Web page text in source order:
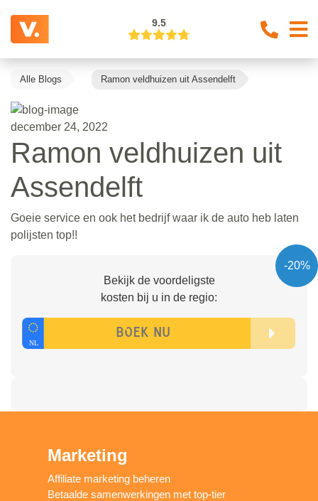
9.5
Alle Blogs Ramon veldhuizen uit Assendelft
december 24, 2022
Ramon veldhuizen uit
Assendelft
Goeie service en ook het bedrijf waar ik de auto heb laten
polijsten top!!
-20%
Bekijk de voordeligste
kosten bij u in de regio:
Marketing
Affiliate marketing beheren
Betaalde samenwerkingen met top-tier